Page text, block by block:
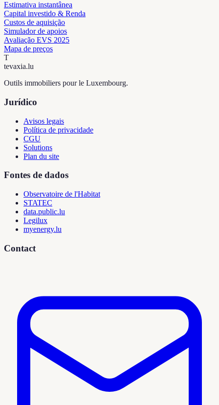
Estimativa instantânea
Capital investido & Renda
Custos de aquisição
Simulador de apoios
Avaliação EVS 2025
Mapa de preços
T
tevaxia.lu
Outils immobiliers pour le Luxembourg.
Jurídico
Avisos legais
Política de privacidade
CGU
Solutions
Plan du site
Fontes de dados
Observatoire de l'Habitat
STATEC
data.public.lu
Legilux
myenergy.lu
Contact